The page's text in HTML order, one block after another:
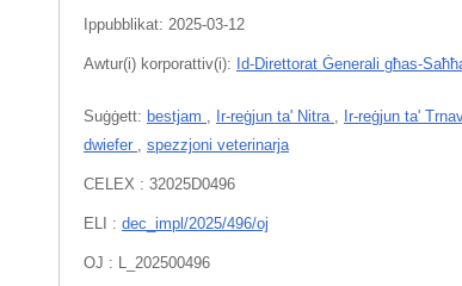
Ippubblikat: 2025-03-12
Awtur(i) korporattiv(i): Id-Direttorat Ġenerali għas-
Suġġett: bestjam , Ir-reġjun ta' Nitra , Ir-reġjun ta'
dwiefer , spezzjoni veterinarja
CELEX : 32025D0496
ELI : dec_impl/2025/496/oj
OJ : L_202500496